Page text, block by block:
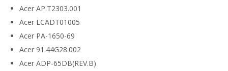
Acer AP.T2303.001
Acer LCADT01005
Acer PA-1650-69
Acer 91.44G28.002
Acer ADP-65DB(REV.B)